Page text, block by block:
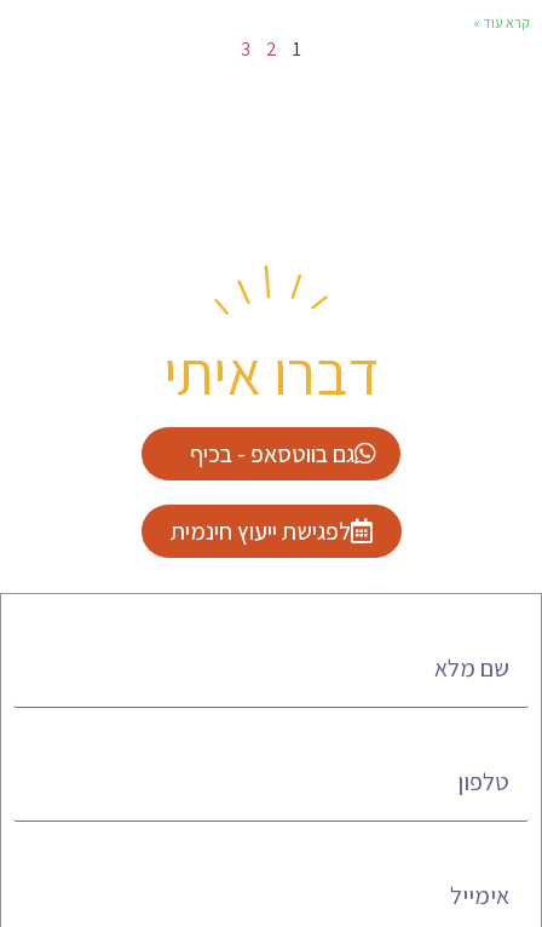
קרא עוד »
1
2
3
דברו איתי
גם בווטסאפ - בכיף
לפגישת ייעוץ חינמית